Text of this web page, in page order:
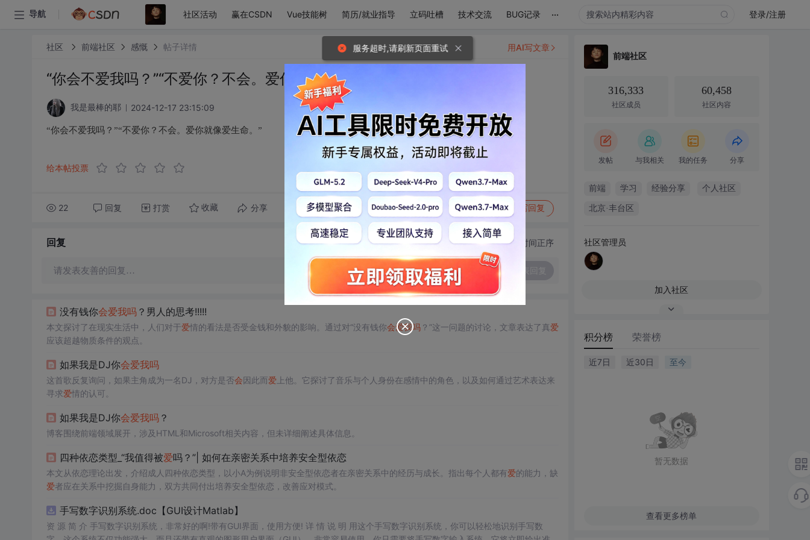
导航 社区活动 赢在CSDN Vue技能树 简历/就业指导 立码吐槽 技术交流 BUG记录 ... 登录/注册
社区 前端社区 感慨 帖子详情
“你会不爱我吗？”“不爱你？不会。爱你就像爱生命。”
我是最棒的耶 2024-12-17 23:15:09
“你会不爱我吗？”“不爱你？不会。爱你就像爱生命。”
给本帖投票
22 回复 打赏 收藏 分享 转发到动态 举报 写回复
用AI写文章
回复 切换为时间正序
请发表友善的回复…
没有钱你会爱我吗？男人的思考!!!!!
本文探讨了在现实生活中，人们对于爱情的看法是否受金钱和外貌的影响。通过对“没有钱你会爱我吗？”这一问题的讨论，文章表达了真爱
应该超越物质条件的观点。
如果我是DJ你会爱我吗
这首歌反复询问，如果主角成为一名DJ，对方是否会因此而爱 上他。它探讨了音乐与个人身份在感情中的角色，以及如何通过艺术表达来
寻求爱情的认可。
如果我是DJ你会爱我吗？
博客围绕前端领域展开，涉及HTML和Microsoft相关内容，但未详细阐述具体信息。
四种依恋类型_“我值得被爱吗？”| 如何在亲密关系中培养安全型依恋
本文从依恋理论出发，介绍成人四种依恋类型，以小A为例说明非安全型依恋者在亲密关系中的经历与成长。指出每个人都有爱的能力，缺
爱者应在关系中挖掘自身能力，双方共同付出培养安全型依恋，改善应对模式。
手写数字识别系统.doc【GUI设计Matlab】
资 源 简 介 手写数字识别系统，非常好的啊!带有GUI界面，使用方便! 详 情 说 明 用这个手写数字识别系统，你可以轻松地识别手写数
前端社区
316,333
社区成员
60,458
社区内容
发帖 与我相关 我的任务 分享
前端 学习 经验分享 个人社区
北京·丰台区
社区管理员
加入社区
积分榜 荣誉榜
近7日 近30日 至今
暂无数据
查看更多榜单
服务超时,请刷新页面重试